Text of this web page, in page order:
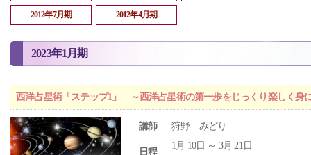
2012年7月期 2012年4月期
2023年1月期
西洋占星術「ステップ1」 ～西洋占星術の第一歩をじっくり楽しく身
講師 狩野 みどり
日程
1月 10日 ～ 3月 21日